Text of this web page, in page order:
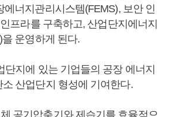
에너지관리시스템(FEMS), 보안 인
프라를 구축하고, 산업단지에너지
운영하게 된다.
단지에 있는 기업들의 공장 에너지
산업단지 형성에 기여한다.
공기압축기와 제습기를 효율적으